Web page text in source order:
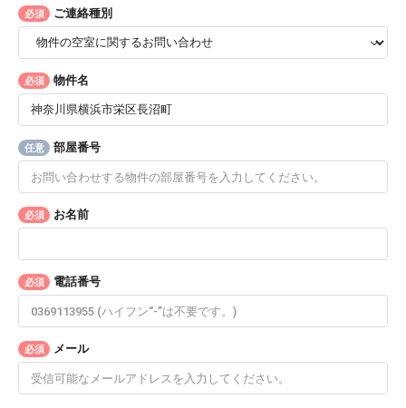
必須 ご連絡種別
必須 物件名
任意 部屋番号
必須 お名前
必須 電話番号
必須 メール